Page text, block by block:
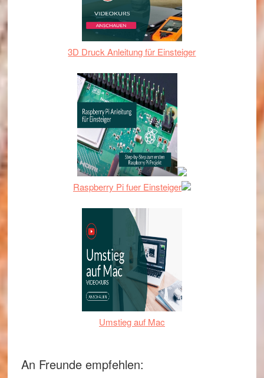
3D Druck Anleitung für Einsteiger
Raspberry Pi fuer Einsteiger
Umstieg auf Mac
An Freunde empfehlen: